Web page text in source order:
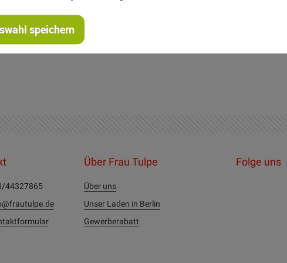
speichern
bügelst du mit dem heissem Bügeleisen schön fest drauf. Dabei
Es muss ca. 2 Minuten gebügelt werden, am gerne auch mit
Minuten liegen lassen, zum Auskühlen, dann wird die Haltbarkeit
44327865
Über Frau Tulpe
Über uns
Unser Laden in Berlin
Gewerberabatt
Folge uns